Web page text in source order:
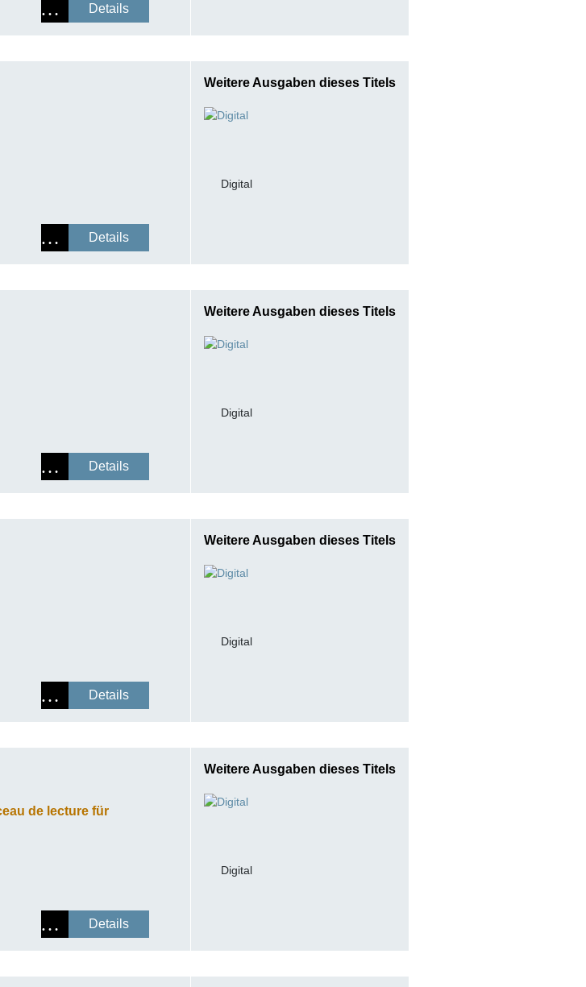
Details
Details
Weitere Ausgaben dieses Titels
Digital
Details
Weitere Ausgaben dieses Titels
Digital
Details
Weitere Ausgaben dieses Titels
Digital
de lecture für
Details
Weitere Ausgaben dieses Titels
Digital